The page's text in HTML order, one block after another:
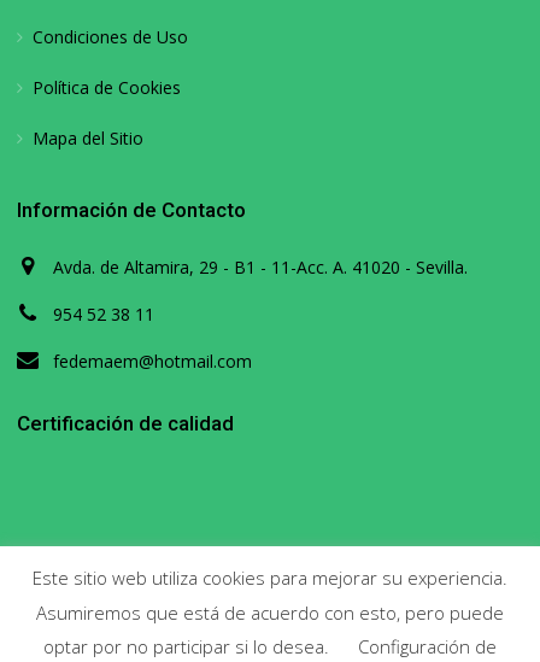
Condiciones de Uso
Política de Cookies
Mapa del Sitio
Información de Contacto
Avda. de Altamira, 29 - B1 - 11-Acc. A. 41020 - Sevilla.
954 52 38 11
fedemaem@hotmail.com
Certificación de calidad
Copyright 2020. Todos los derechos reservados.
Este sitio web utiliza cookies para mejorar su experiencia.
Asumiremos que está de acuerdo con esto, pero puede
optar por no participar si lo desea.
Configuración de